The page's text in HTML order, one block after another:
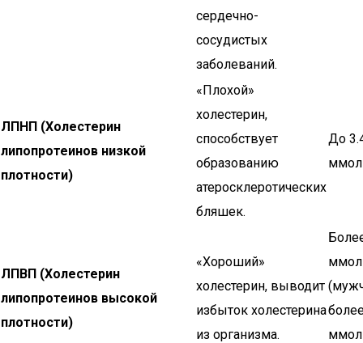
сердечно-
сосудистых
заболеваний.
ЛПНП (Холестерин
липопротеинов низкой
плотности)
«Плохой»
холестерин,
способствует
образованию
атеросклеротических
бляшек.
До
ЛПВП (Холестерин
липопротеинов высокой
плотности)
«Хороший»
холестерин, выводит
избыток холестерина
из организма.